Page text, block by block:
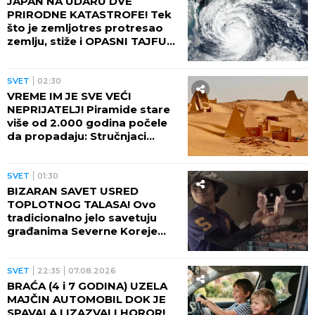
PRIRODNE KATASTROFE! Tek
što je zemljotres protresao
zemlju, stiže i OPASNI TAJFUN:
SVET 02:30
VREME IM JE SVE VEĆI
NEPRIJATELJ! Piramide stare
više od 2.000 godina počele
da propadaju: Stručnjaci
SVET 01:30
BIZARAN SAVET USRED
TOPLOTNOG TALASA! Ovo
tradicionalno jelo savetuju
građanima Severne Koreje
SVET 22:35 07.08.2026
BRAĆA (4 i 7 GODINA) UZELA
MAJČIN AUTOMOBIL DOK JE